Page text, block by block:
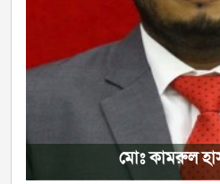
মোঃ কামরুল